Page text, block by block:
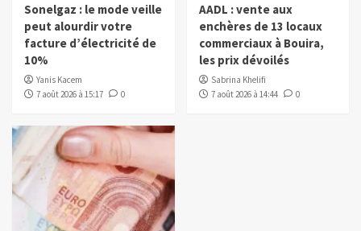
Sonelgaz : le mode veille
peut alourdir votre
facture d’électricité de
10%
Yanis Kacem
7 août 2026 à 15:17
0
AADL : vente aux
enchères de 13 locaux
commerciaux à Bouira,
les prix dévoilés
Sabrina Khelifi
7 août 2026 à 14:44
0